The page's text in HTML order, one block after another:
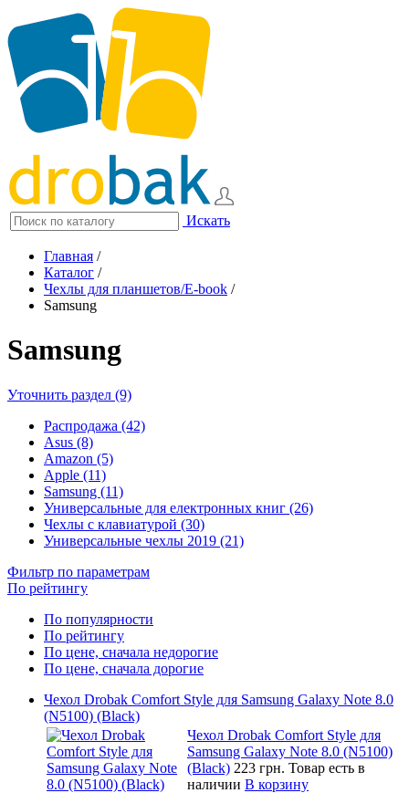
Искать
Главная /
Каталог /
Чехлы для планшетов/E-book /
Samsung
Samsung
Уточнить раздел (9)
Распродажа (42)
Asus (8)
Amazon (5)
Apple (11)
Samsung (11)
Универсальные для електронных книг (26)
Чехлы с клавиатурой (30)
Универсальные чехлы 2019 (21)
Фильтр по параметрам
По рейтингу
По популярности
По рейтингу
По цене, сначала недорогие
По цене, сначала дорогие
Чехол Drobak Comfort Style для Samsung Galaxy Note 8.0
(N5100) (Black)
Чехол Drobak Comfort Style для
Samsung Galaxy Note 8.0 (N5100)
(Black) 223 грн. Товар есть в
наличии В корзину